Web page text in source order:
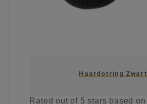
Haardotring Zwart
Ratedout of 5 stars based on